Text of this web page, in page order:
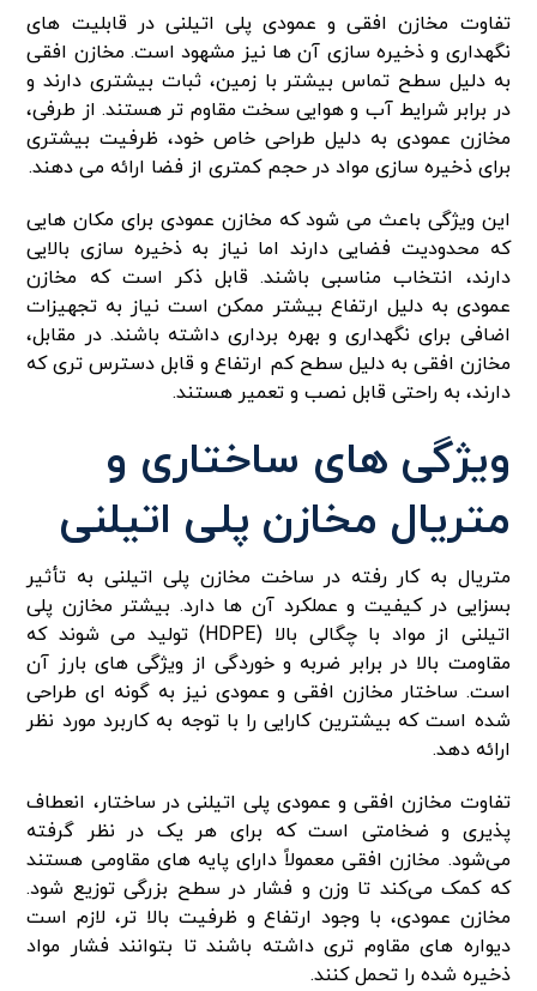
تفاوت مخازن افقی و عمودی پلی اتیلنی در قابلیت‌ های
نگهداری و ذخیره‌ سازی آن ها نیز مشهود است. مخازن افقی
به دلیل سطح تماس بیشتر با زمین، ثبات بیشتری دارند و
در برابر شرایط آب و هوایی سخت مقاوم‌ تر هستند. از طرفی،
مخازن عمودی به دلیل طراحی خاص خود، ظرفیت بیشتری
برای ذخیره‌ سازی مواد در حجم کمتری از فضا ارائه می‌ دهند.
این ویژگی باعث می‌ شود که مخازن عمودی برای مکان‌ هایی
که محدودیت فضایی دارند اما نیاز به ذخیره‌ سازی بالایی
دارند، انتخاب مناسبی باشند. قابل ذکر است که مخازن
عمودی به دلیل ارتفاع بیشتر ممکن است نیاز به تجهیزات
اضافی برای نگهداری و بهره‌ برداری داشته باشند. در مقابل،
مخازن افقی به دلیل سطح کم‌ ارتفاع و قابل دسترس‌ تری که
دارند، به راحتی قابل نصب و تعمیر هستند.
ویژگی‌ های ساختاری و
متریال مخازن پلی اتیلنی
متریال به کار رفته در ساخت مخازن پلی اتیلنی به تأثیر
بسزایی در کیفیت و عملکرد آن ها دارد. بیشتر مخازن پلی
اتیلنی از مواد با چگالی بالا (HDPE) تولید می‌ شوند که
مقاومت بالا در برابر ضربه و خوردگی از ویژگی‌ های بارز آن
است. ساختار مخازن افقی و عمودی نیز به گونه‌ ای طراحی
شده است که بیشترین کارایی را با توجه به کاربرد مورد نظر
ارائه دهد.
تفاوت مخازن افقی و عمودی پلی اتیلنی در ساختار، انعطاف‌
پذیری و ضخامتی است که برای هر یک در نظر گرفته
می‌شود. مخازن افقی معمولاً دارای پایه‌ های مقاومی هستند
که کمک می‌کند تا وزن و فشار در سطح بزرگی توزیع شود.
مخازن عمودی، با وجود ارتفاع و ظرفیت بالا تر، لازم است
دیواره‌ های مقاوم‌ تری داشته باشند تا بتوانند فشار مواد
ذخیره شده را تحمل کنند.